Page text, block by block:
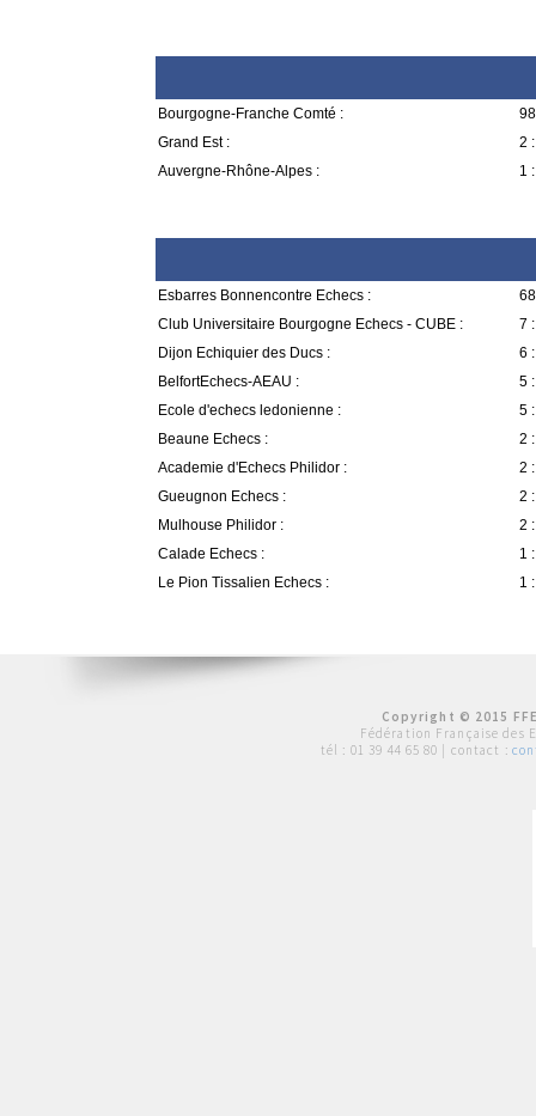
Bourgogne-Franche Comté :
Grand Est :
2 :
Auvergne-Rhône-Alpes :
1 :
Esbarres Bonnencontre Echecs :
Club Universitaire Bourgogne Echecs - CUBE :
7 :
Dijon Echiquier des Ducs :
6 :
BelfortEchecs-AEAU :
5 :
Ecole d'echecs ledonienne :
5 :
Beaune Echecs :
2 :
Academie d'Echecs Philidor :
2 :
Gueugnon Echecs :
2 :
Mulhouse Philidor :
2 :
Calade Echecs :
1 :
Le Pion Tissalien Echecs :
1 :
Copyright © 2015
Fédération Française des
tél : 01 39 44 65 80 | contact :